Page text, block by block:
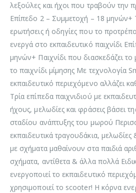
λεξούλες και ήχοι που τραβούν
Επίπεδο 2 – Συμμετοχή – 18 μηνών+
ερωτήσεις ή οδηγίες που το
ενεργά στο εκπαιδευτικό παιχνίδι
μηνών+ Παιχνίδι που διασκεδάζει
το παιχνίδι μίμησης Με τεχνολογία
εκπαιδευτικό περιεχόμενο αλλάζει
Τρία επίπεδα παιχνιδιού με
ήχους, μελωδίες και φράσεις βάσει
σταδίου ανάπτυξης του μωρού
εκπαιδευτικά τραγουδάκια,
με σχήματα μαθαίνουν στα παιδιά
σχήματα, αντίθετα & άλλα πολλά
ενεργοποιεί το εκπαιδευτικό
χρησιμοποιεί το scooter! Η κόρνα